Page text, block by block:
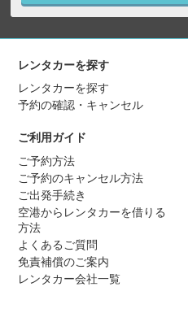
レンタカーを探す
レンタカーを探す
予約の確認・キャンセル
ご利用ガイド
ご予約方法
ご予約のキャンセル方法
ご出発手続き
空港からレンタカーを借りる
方法
よくあるご質問
免責補償のご案内
レンタカー会社一覧